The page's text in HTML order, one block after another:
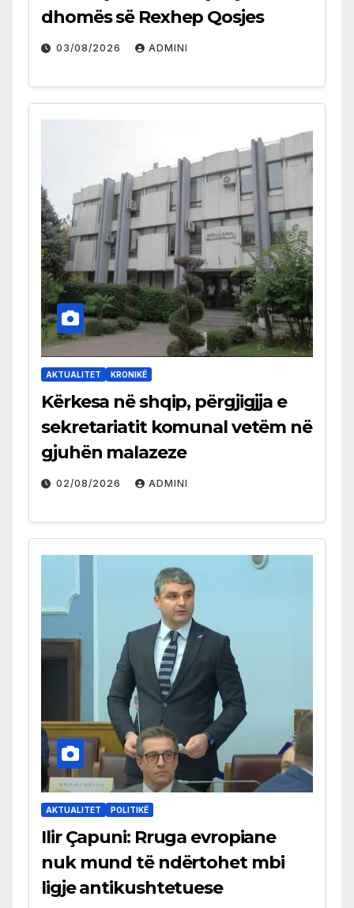
dhomës së Rexhep Qosjes
03/08/2026 ADMINI
AKTUALITET KRONIKË
Kërkesa në shqip, përgjigjja e
sekretariatit komunal vetëm në
gjuhën malazeze
02/08/2026 ADMINI
AKTUALITET POLITIKË
Ilir Çapuni: Rruga evropiane
nuk mund të ndërtohet mbi
ligje antikushtetuese